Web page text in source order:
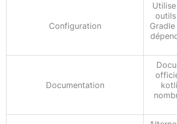
Configuration
Documentation